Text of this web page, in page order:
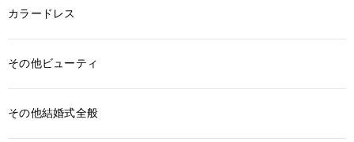
カラードレス
その他ビューティ
その他結婚式全般